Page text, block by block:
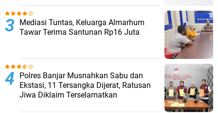
Mediasi Tuntas, Keluarga Almarhum
Tawar Terima Santunan Rp16 Juta
Polres Banjar Musnahkan Sabu dan
Ekstasi, 11 Tersangka Dijerat, Ratusan
Jiwa Diklaim Terselamatkan